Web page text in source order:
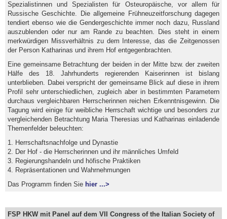
Spezialistinnen und Spezialisten für Osteuropäische, vor allem für
Russische Geschichte. Die allgemeine Frühneuzeitforschung dagegen
tendiert ebenso wie die Gendergeschichte immer noch dazu, Russland
auszublenden oder nur am Rande zu beachten. Dies steht in einem
merkwürdigen Missverhältnis zu dem Interesse, das die Zeitgenossen
der Person Katharinas und ihrem Hof entgegenbrachten.
Eine gemeinsame Betrachtung der beiden in der Mitte bzw. der zweiten
Hälfe des 18. Jahrhunderts regierenden Kaiserinnen ist bislang
unterblieben. Dabei verspricht der gemeinsame Blick auf diese in ihrem
Profil sehr unterschiedlichen, zugleich aber in bestimmten Parametern
durchaus vergleichbaren Herrscherinnen reichen Erkenntnisgewinn. Die
Tagung wird einige für weibliche Herrschaft wichtige und besonders zur
vergleichenden Betrachtung Maria Theresias und Katharinas einladende
Themenfelder beleuchten:
1. Herrschaftsnachfolge und Dynastie
2. Der Hof - die Herrscherinnen und ihr männliches Umfeld
3. Regierungshandeln und höfische Praktiken
4. Repräsentationen und Wahrnehmungen
Das Programm finden Sie hier ...>
FSP HKW mit Panel auf dem VII Congress of the Italian Society of